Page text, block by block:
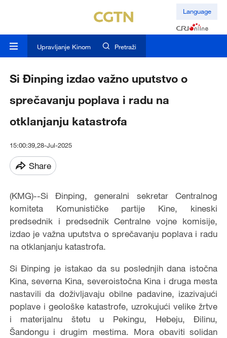
Language
Upravljanje Kinom Pretraži
Si Đinping izdao važno uputstvo o
sprečavanju poplava i radu na
otklanjanju katastrofa
15:00:39,28-Jul-2025
Share
(KMG)--Si Đinping, generalni sekretar Centralnog
komiteta Komunističke partije Kine, kineski
predsednik i predsednik Centralne vojne komisije,
izdao je važna uputstva o sprečavanju poplava i radu
na otklanjanju katastrofa.
Si Đinping je istakao da su poslednjih dana istočna
Kina, severna Kina, severoistočna Kina i druga mesta
nastavili da doživljavaju obilne padavine, izazivajući
poplave i geološke katastrofe, uzrokujući velike žrtve
i materijalnu štetu u Pekingu, Hebeju, Đilinu,
Šandongu i drugim mestima. Mora obaviti solidan